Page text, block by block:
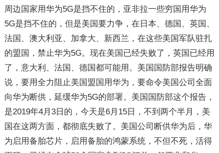
周边国家用华为5G是挡不住的，亚非拉一些穷国用华为
5G是挡不住的，但是美国要力争，在日本、德国、英国、
法国、澳大利亚、加拿大、新西兰，在这些美国军队驻扎
的盟国，禁止华为5G。现在美国已经失败了，英国已经用
了，意大利、法国、德国都可能用。美国国防部报告明确
说，要用全力阻止美国盟国用华为，要命令美国公司全面
向华为断供，延缓华为5G的部署。美国国防部这个报告，
是2019年4月3日的，今天是6月15日，不到两个半月，美
国在这两方面，都彻底失败了。美国公司断供华为后，华
为启用备胎芯片，启用备胎的鸿蒙系统，不但不死，活得